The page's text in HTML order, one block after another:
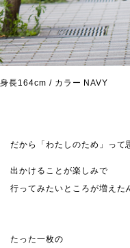
身長164cm / カラー NAVY
だから「わたしのため」って
出かけることが楽しみで
行ってみたいところが増えた
たった一枚の